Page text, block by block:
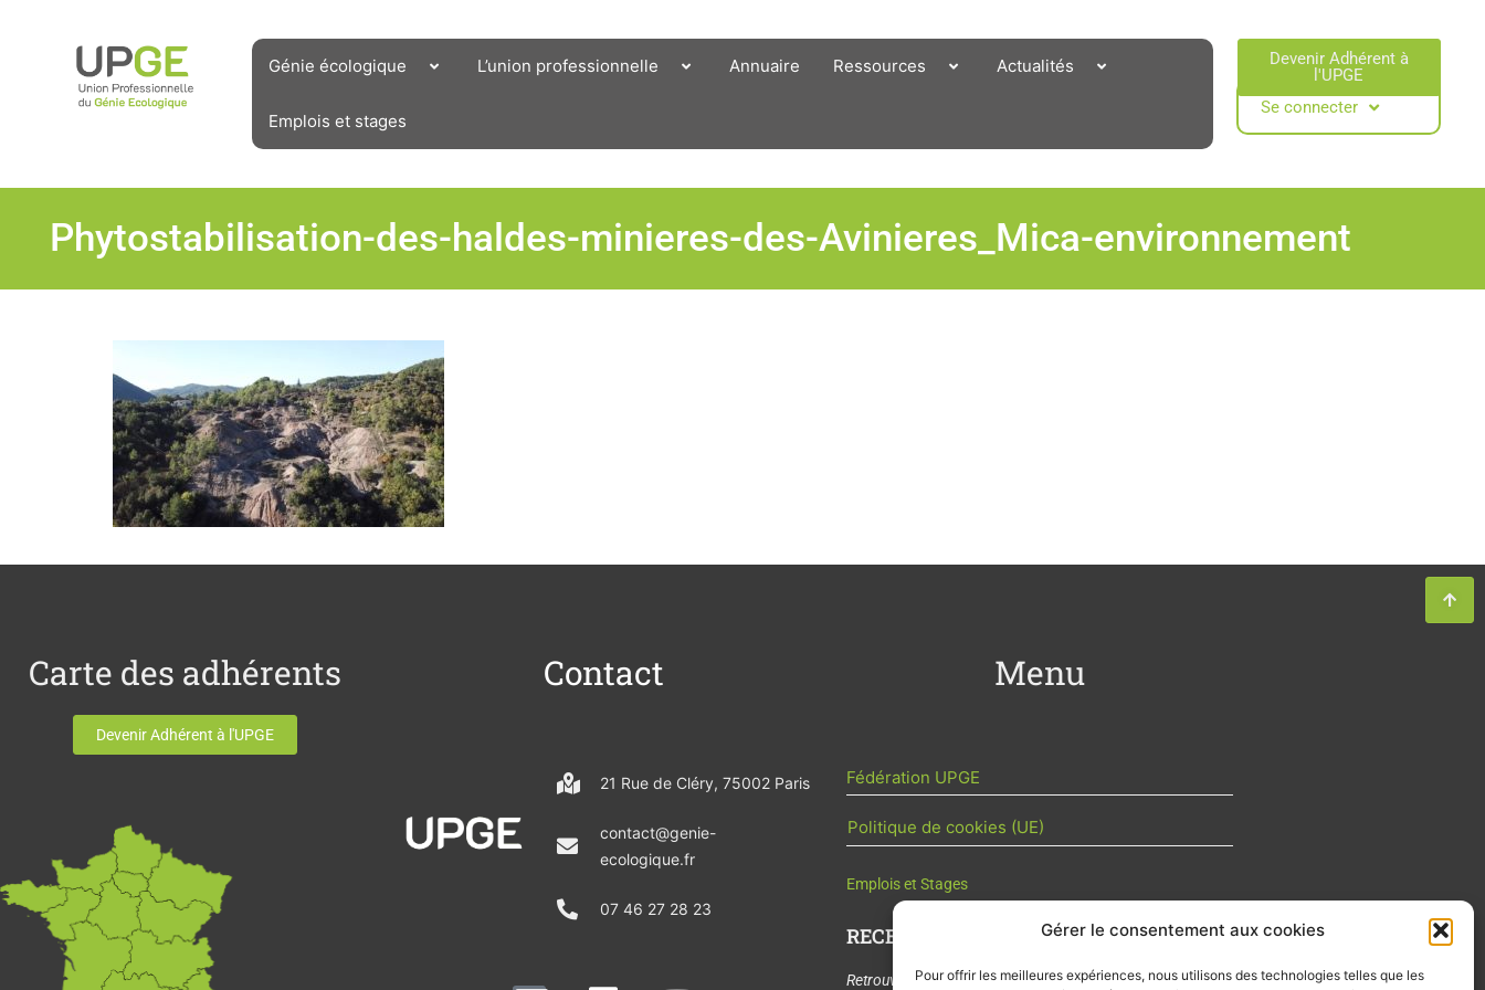
Gérer le consentement aux cookies
Pour offrir les meilleures expériences, nous utilisons des technologies telles que les
Génie écologique L’union professionnelle Annuaire Ressources Actualités
Emplois et stages
Devenir Adhérent à
l'UPGE​
Se connecter
Phytostabilisation-des-haldes-minieres-des-Avinieres_Mica-environnement
Carte des adhérents
Devenir Adhérent à l'UPGE
Contact
21 Rue de Cléry, 75002 Paris
contact@genie-
ecologique.fr
07 46 27 28 23
Menu
Fédération UPGE
Politique de cookies (UE)
Emplois et Stages
RECEVOIR L'ACTU DE LA FILIÈRE
Retrouvez tous les mois les articles terrain de nos